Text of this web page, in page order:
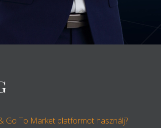
Go To Market platformot használj?